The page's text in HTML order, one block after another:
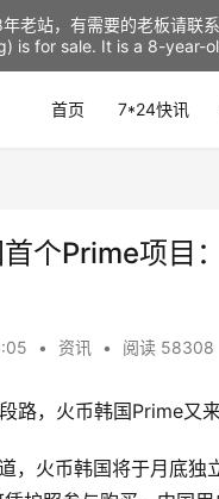
首页 7*24快讯
个Prime项目
• 资讯 • 阅读 58308
路，火币韩国Prime又来
，火币韩国将于月底
老站，有需要的老板请联
is for sale. It is a 8-